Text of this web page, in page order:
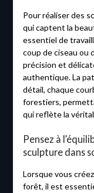
Pour réaliser des
qui captent la
essentiel de
coup de ciseau ou
précision et
authentique. La
détail, chaque
forestiers,
qui reflète la
Pensez à
sculpture dans
Lorsque vous
forêt, il est